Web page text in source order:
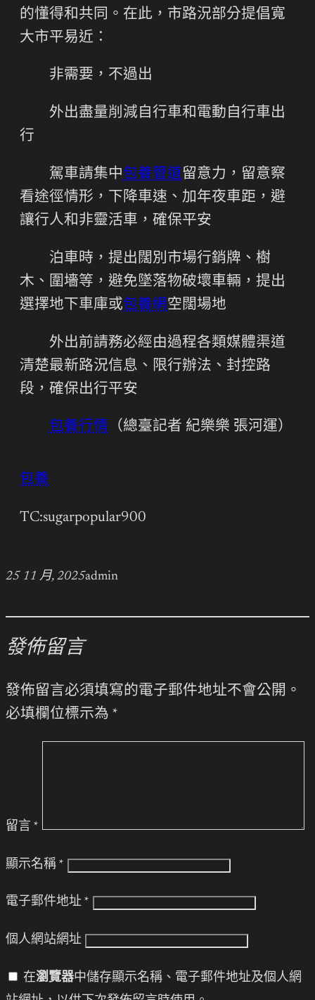
的懂得和共同。在此，市路況部分提倡寬
大市平易近：
非需要，不過出
外出盡量削減自行車和電動自行車出
行
駕車請集中包養管道留意力，留意察
看途徑情形，下降車速、加年夜車距，避
讓行人和非靈活車，確保平安
泊車時，提出闊別市場行銷牌、樹
木、圍墻等，避免墜落物破壞車輛，提出
選擇地下車庫或包養網空闊場地
外出前請務必經由過程各類媒體渠道
清楚最新路況信息、限行辦法、封控路
段，確保出行平安
包養行情 （總臺記者 紀樂樂 張河運）
包養
TC:sugarpopular900
25 11 月, 2025admin
發佈留言
發佈留言必須填寫的電子郵件地址不會公開。
必填欄位標示為 *
留言 *
顯示名稱 *
電子郵件地址 *
個人網站網址
在瀏覽器中儲存顯示名稱、電子郵件地址及個人網